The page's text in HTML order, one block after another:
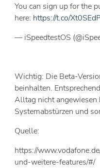
You can sign up for the
here: https://t.co/
— iSpeedtestOS
Wichtig: Die Beta-
beinhalten.
Alltag nicht angewiesen
Systemabstürzen und
Quelle:
https://
und-weitere-features/#/